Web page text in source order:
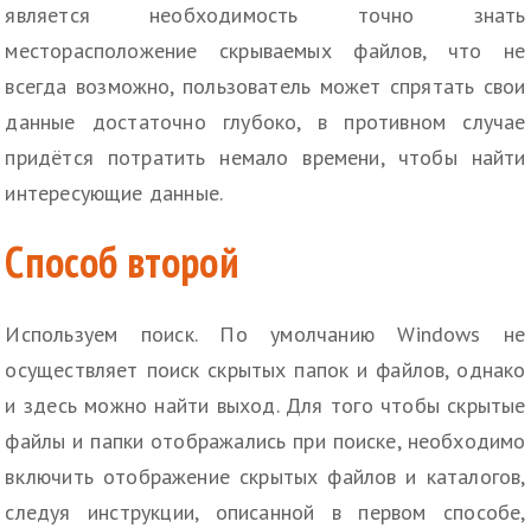
является необходимость точно знать
месторасположение скрываемых файлов, что не
всегда возможно, пользователь может спрятать свои
данные достаточно глубоко, в противном случае
придётся потратить немало времени, чтобы найти
интересующие данные.
Способ второй
Используем поиск. По умолчанию Windows не
осуществляет поиск скрытых папок и файлов, однако
и здесь можно найти выход. Для того чтобы скрытые
файлы и папки отображались при поиске, необходимо
включить отображение скрытых файлов и каталогов,
следуя инструкции, описанной в первом способе,